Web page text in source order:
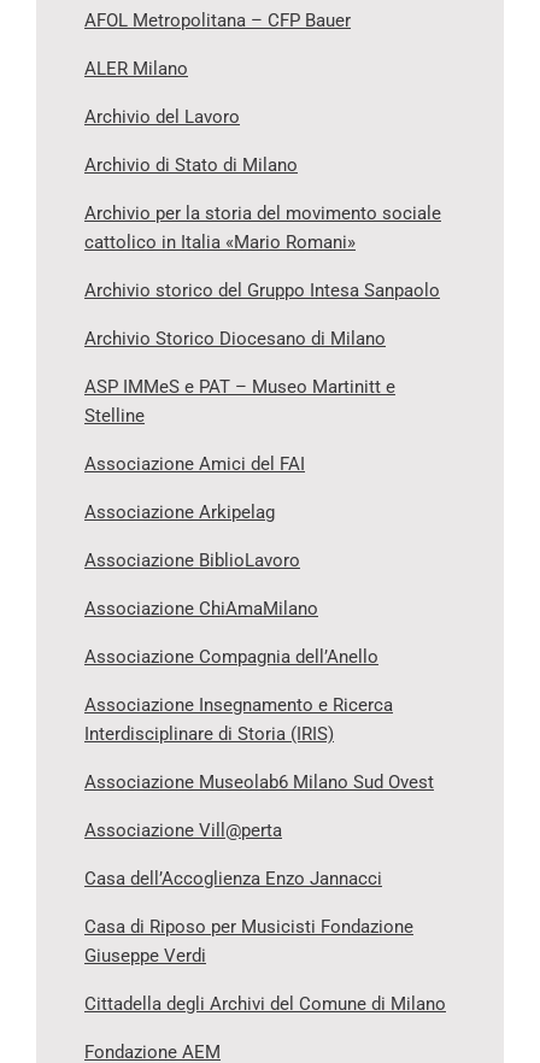
AFOL Metropolitana – CFP Bauer
ALER Milano
Archivio del Lavoro
Archivio di Stato di Milano
Archivio per la storia del movimento sociale
cattolico in Italia «Mario Romani»
Archivio storico del Gruppo Intesa Sanpaolo
Archivio Storico Diocesano di Milano
ASP IMMeS e PAT – Museo Martinitt e
Stelline
Associazione Amici del FAI
Associazione Arkipelag
Associazione BiblioLavoro
Associazione ChiAmaMilano
Associazione Compagnia dell’Anello
Associazione Insegnamento e Ricerca
Interdisciplinare di Storia (IRIS)
Associazione Museolab6 Milano Sud Ovest
Associazione Vill@perta
Casa dell’Accoglienza Enzo Jannacci
Casa di Riposo per Musicisti Fondazione
Giuseppe Verdi
Cittadella degli Archivi del Comune di Milano
Fondazione AEM